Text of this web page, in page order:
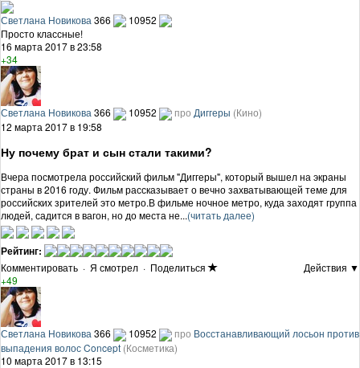
Светлана Новикова 366
10952
Просто классные!
16 марта 2017 в 23:58
+34
Светлана Новикова 366 10952 про Диггеры (Кино)
12 марта 2017 в 19:58
Ну почему брат и сын стали такими?
Вчера посмотрела российский фильм "Диггеры", который вышел на экраны
страны в 2016 году. Фильм рассказывает о вечно захватывающей теме для
российских зрителей это метро.В фильме ночное метро, куда заходят группа
людей, садится в вагон, но до места не...(читать далее)
Рейтинг:
Комментировать · Я смотрел · Поделиться
Действия ▼
+49
Светлана Новикова 366 10952 про Восстанавливающий лосьон против
выпадения волос Concept (Косметика)
10 марта 2017 в 13:15